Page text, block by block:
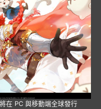
在 PC 與移動端全球發行